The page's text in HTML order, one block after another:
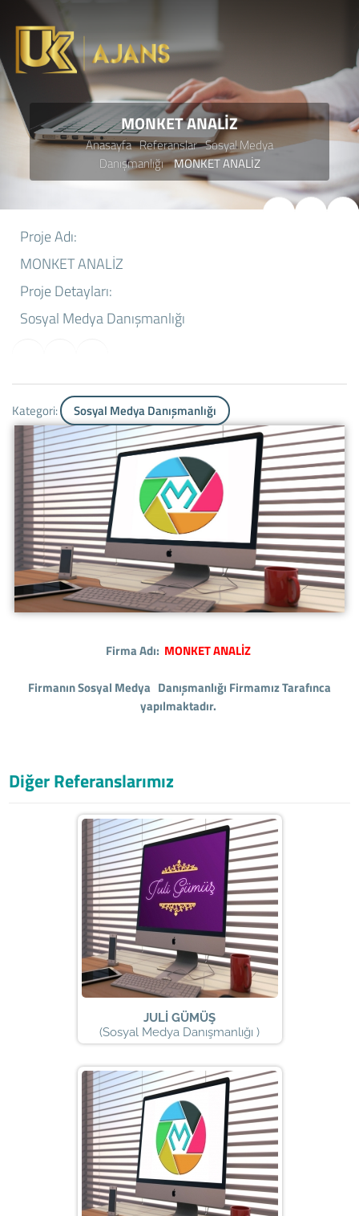
MONKET ANALİZ
Anasayfa Referanslar Sosyal Medya
Danışmanlığı MONKET ANALİZ
Proje Adı:
MONKET ANALİZ
Proje Detayları:
Sosyal Medya Danışmanlığı
Kategori: Sosyal Medya Danışmanlığı
Firma Adı: MONKET ANALİZ
Firmanın Sosyal Medya Danışmanlığı Firmamız Tarafınca
yapılmaktadır.
Diğer Referanslarımız
JULİ GÜMÜŞ
(Sosyal Medya Danışmanlığı )